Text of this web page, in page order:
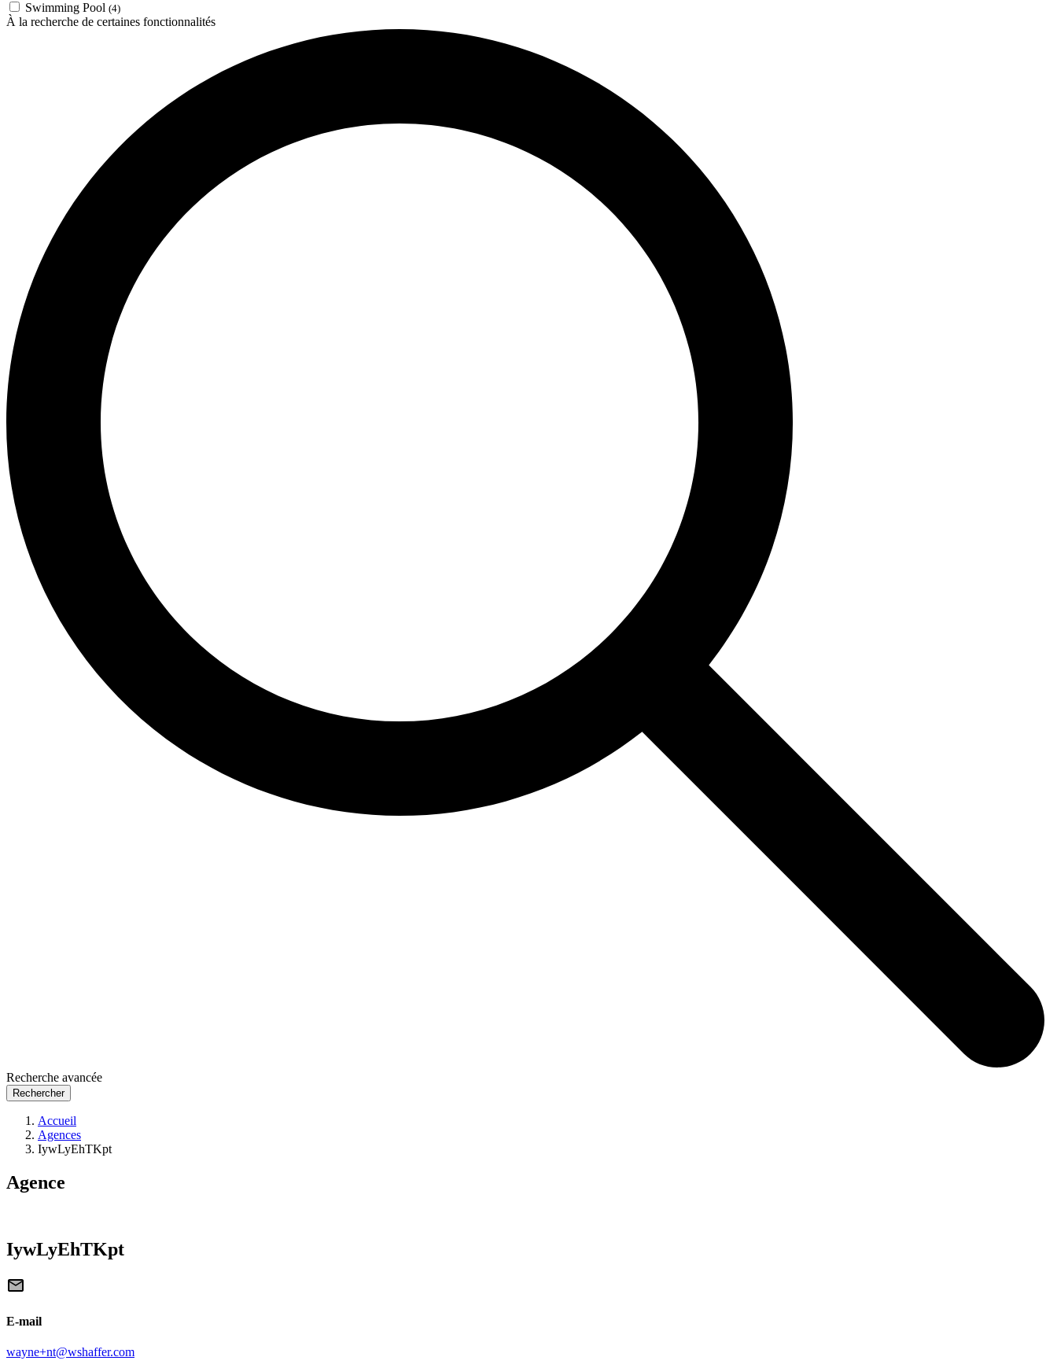
Swimming Pool (4)
À la recherche de certaines fonctionnalités
Recherche avancée
Rechercher
Accueil
Agences
IywLyEhTKpt
Agence
IywLyEhTKpt
E-mail
wayne+nt@wshaffer.com